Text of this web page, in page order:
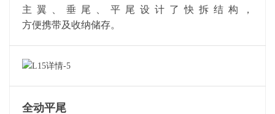
主翼、垂尾、平尾设计了快拆结构，
方便携带及收纳储存。
全动平尾